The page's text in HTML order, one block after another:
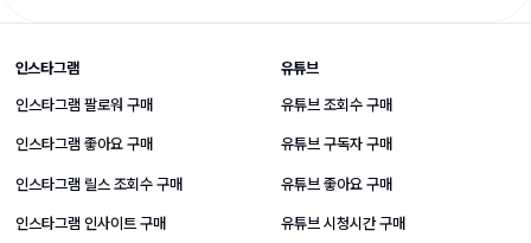
SNS 성장 상품 바로가기
인스타그램
인스타그램 팔로워 구매
인스타그램 좋아요 구매
인스타그램 릴스 조회수 구매
인스타그램 인사이트 구매
유튜브
유튜브 조회수 구매
유튜브 구독자 구매
유튜브 좋아요 구매
유튜브 시청시간 구매